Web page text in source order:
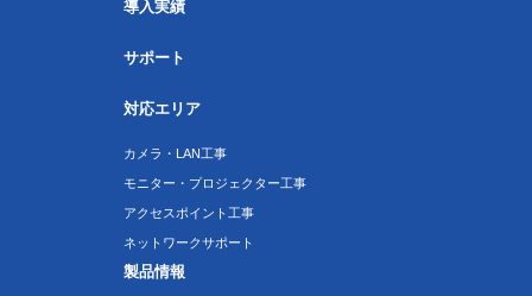
導入実績
サポート
対応エリア
カメラ・LAN工事
モニター・プロジェクター工事
アクセスポイント工事
ネットワークサポート
製品情報